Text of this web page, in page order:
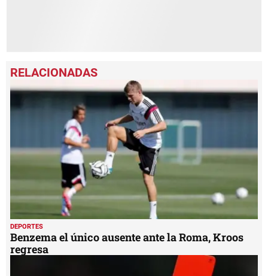
Benzema el único ausente ante la Roma, Kroos
regresa
DEPORTES
Infantino anuncia el final del penalti y expulsión